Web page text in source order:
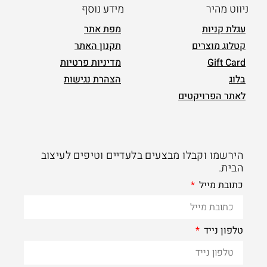
ניווט מהיר
עגלת קניות
קטלוג מוצרים
Gift Card
בלוג
לאתר הפרויקטים
מידע נוסף
מפת אתר
תקנון האתר
מדיניות פרטיות
הצהרת נגישות
הירשמו וקבלו מבצעים בלעדיים וטיפים לעיצוב
הבית.
כתובת מייל
טלפון נייד